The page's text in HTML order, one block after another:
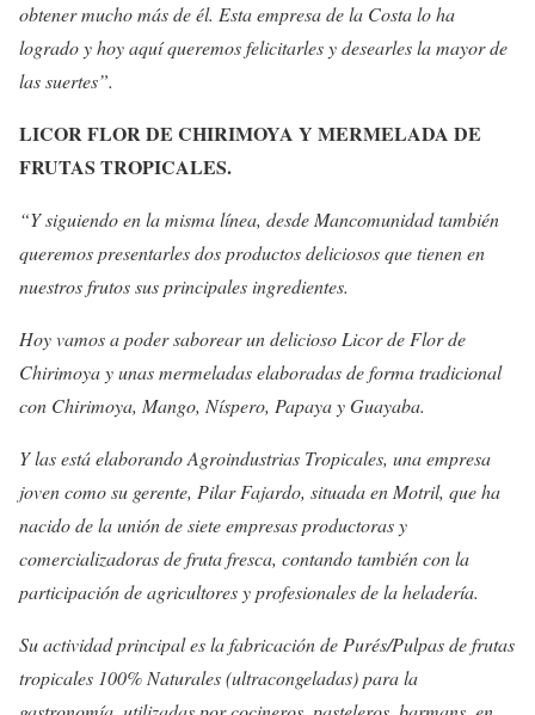
obtener mucho más de él. Esta empresa de la Costa lo ha
logrado y hoy aquí queremos felicitarles y desearles la mayor de
las suertes”.
LICOR FLOR DE CHIRIMOYA Y MERMELADA DE
FRUTAS TROPICALES.
“Y siguiendo en la misma línea, desde Mancomunidad también
queremos presentarles dos productos deliciosos que tienen en
nuestros frutos sus principales ingredientes.
Hoy vamos a poder saborear un delicioso Licor de Flor de
Chirimoya y unas mermeladas elaboradas de forma tradicional
con Chirimoya, Mango, Níspero, Papaya y Guayaba.
Y las está elaborando Agroindustrias Tropicales, una empresa
joven como su gerente, Pilar Fajardo, situada en Motril, que ha
nacido de la unión de siete empresas productoras y
comercializadoras de fruta fresca, contando también con la
participación de agricultores y profesionales de la heladería.
Su actividad principal es la fabricación de Purés/Pulpas de frutas
tropicales 100% Naturales (ultracongeladas) para la